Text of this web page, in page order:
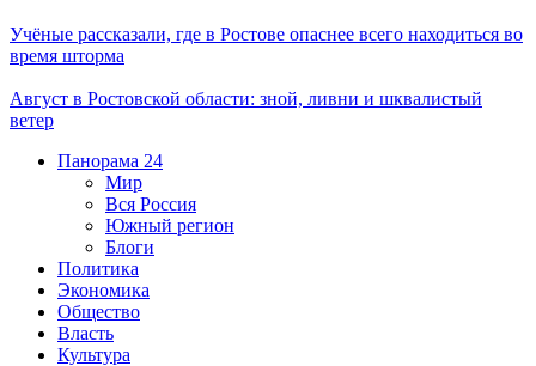
Учёные рассказали, где в Ростове опаснее всего находиться во
время шторма
Август в Ростовской области: зной, ливни и шквалистый
ветер
Панорама 24
Мир
Вся Россия
Южный регион
Блоги
Политика
Экономика
Общество
Власть
Культура